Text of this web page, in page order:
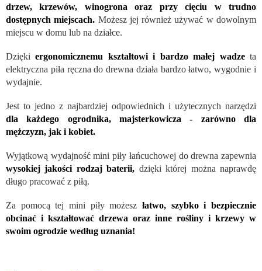
drzew, krzewów, winogrona oraz przy cięciu w trudno
dostępnych miejscach. Możesz jej również używać w dowolnym
miejscu w domu lub na działce.
Dziękiergonomicznemu kształtowi i bardzo małej wadzeta
elektryczna piła ręczna do drewna działa bardzo łatwo, wygodnie i
wydajnie.
Jest to jedno z najbardziej odpowiednich i użytecznych narzędzi
dla każdego ogrodnika, majsterkowicza - zarówno dla
mężczyzn, jak i kobiet.
Wyjątkową wydajność mini piły łańcuchowej do drewna zapewnia
wysokiej jakości rodzaj baterii, dzięki której można naprawdę
długo pracować z piłą.
Za pomocą tej mini piły możesz łatwo, szybko i bezpiecznie
obcinać i kształtować drzewa oraz inne rośliny i krzewy w
swoim ogrodzie według uznania!